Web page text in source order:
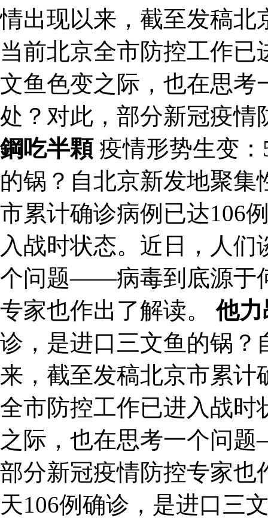
情出现以来，截至发稿北
当前北京全市防控工作
文鱼色变之际，也在思
处？对此，部分新冠疫
鋼吃半顆疫情形势生变：
的锅？自北京新发地聚
市累计确诊病例已达106
入战时状态。近日，人
个问题——病毒到底源于
专家也作出了解读。他力
诊，是进口三文鱼的锅？
来，截至发稿北京市累计
全市防控工作已进入战时
之际，也在思考一个问
部分新冠疫情防控专家也
天106例确诊，是进口三